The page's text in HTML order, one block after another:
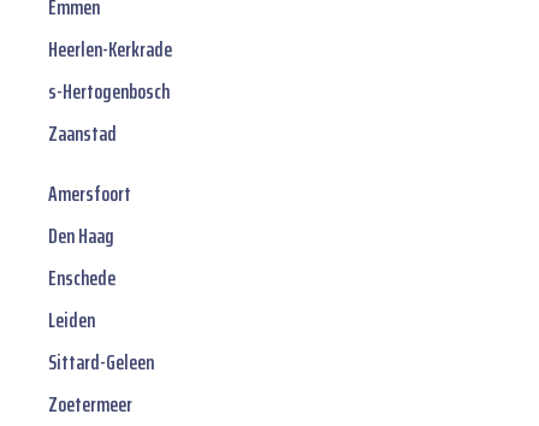
Emmen
Heerlen-Kerkrade
s-Hertogenbosch
Zaanstad
Amersfoort
Den Haag
Enschede
Leiden
Sittard-Geleen
Zoetermeer